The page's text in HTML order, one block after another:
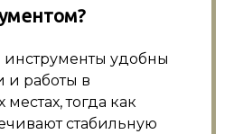
удобны
и работы в
тогда как
стабильную